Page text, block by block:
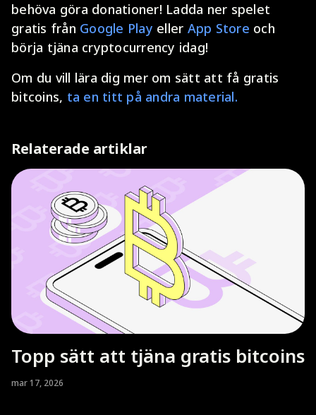
behöva göra donationer! Ladda ner spelet
gratis från Google Play eller App Store och
börja tjäna cryptocurrency idag!
Om du vill lära dig mer om sätt att få gratis
bitcoins, ta en titt på andra material.
Relaterade artiklar
Topp sätt att tjäna gratis bitcoins
mar 17, 2026